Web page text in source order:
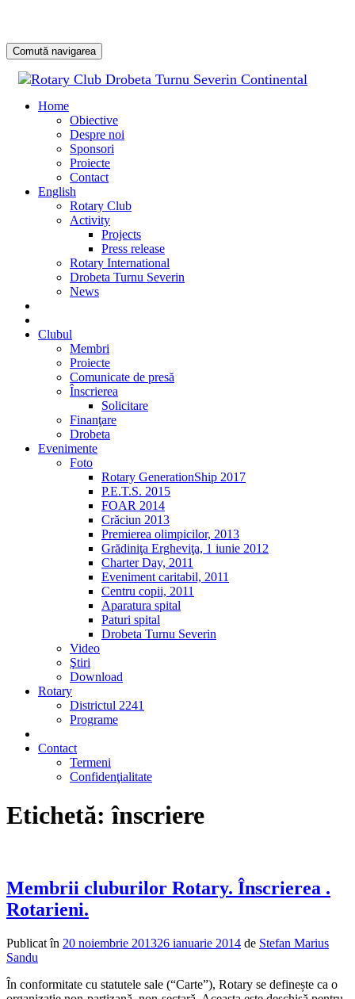
Comută navigarea
Home
Obiective
Despre noi
Sponsori
Proiecte
Contact
English
Rotary Club
Activity
Projects
Press release
Rotary International
Drobeta Turnu Severin
News
Clubul
Membri
Proiecte
Comunicate de presă
Înscrierea
Solicitare
Finanţare
Drobeta
Evenimente
Foto
Rotary GenerationShip 2017
P.E.T.S. 2015
FOAR 2014
Crăciun 2013
Premierea olimpicilor, 2013
Grădiniţa Ergheviţa, 1 iunie 2012
Charter Day, 2011
Eveniment caritabil, 2011
Centru copii, 2011
Aparatura spital
Paturi spital
Drobeta Turnu Severin
Video
Ştiri
Download
Rotary
Districtul 2241
Programe
Contact
Termeni
Confidenţialitate
Etichetă:înscriere
Membrii cluburilor Rotary. Înscrierea .
Rotarieni.
Publicat în 20 noiembrie 201326 ianuarie 2014 de Stefan Marius
Sandu
În conformitate cu statutele sale (“Carte”), Rotary se definește ca o